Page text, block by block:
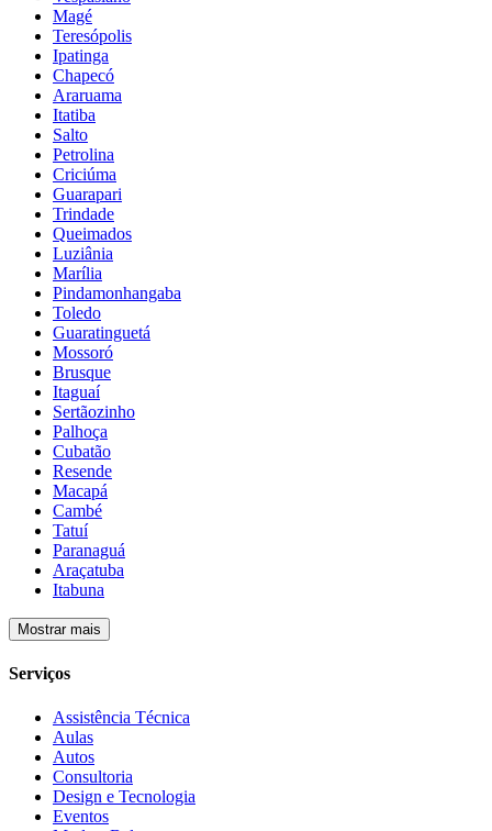
Magé
Teresópolis
Ipatinga
Chapecó
Araruama
Itatiba
Salto
Petrolina
Criciúma
Guarapari
Trindade
Queimados
Luziânia
Marília
Pindamonhangaba
Toledo
Guaratinguetá
Mossoró
Brusque
Itaguaí
Sertãozinho
Palhoça
Cubatão
Resende
Macapá
Cambé
Tatuí
Paranaguá
Araçatuba
Itabuna
Mostrar mais
Serviços
Assistência Técnica
Aulas
Autos
Consultoria
Design e Tecnologia
Eventos